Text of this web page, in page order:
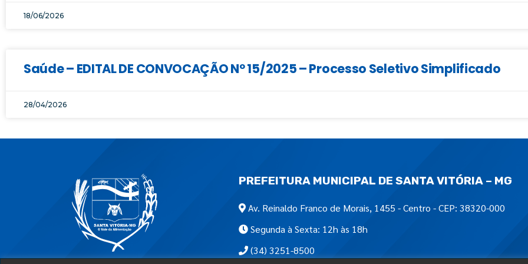
18/06/2026
Saúde – EDITAL DE CONVOCAÇÃO Nº 15/2025 – Processo Seletivo Simplificado
28/04/2026
PREFEITURA MUNICIPAL DE SANTA VITÓRIA – MG
Av. Reinaldo Franco de Morais, 1455 - Centro - CEP: 38320-000
Segunda à Sexta: 12h às 18h
(34) 3251-8500